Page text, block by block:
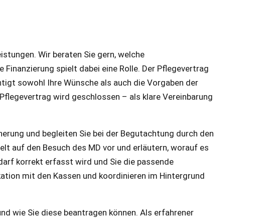
Wir beraten Sie gern, welche
spielt dabei eine Rolle. Der Pflegevertrag
sowohl Ihre Wünsche als auch die Vorgaben der
wird geschlossen – als klare Vereinbarung
und begleiten Sie bei der Begutachtung durch den
auf den Besuch des MD vor und erläutern, worauf es
korrekt erfasst wird und Sie die passende
mit den Kassen und koordinieren im Hintergrund
wie Sie diese beantragen können. Als erfahrener